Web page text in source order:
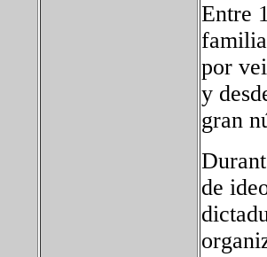
Entre
por
y
gran
de